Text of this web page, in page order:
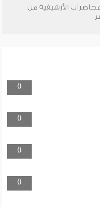
الأرشيفية من
0
0
0
0